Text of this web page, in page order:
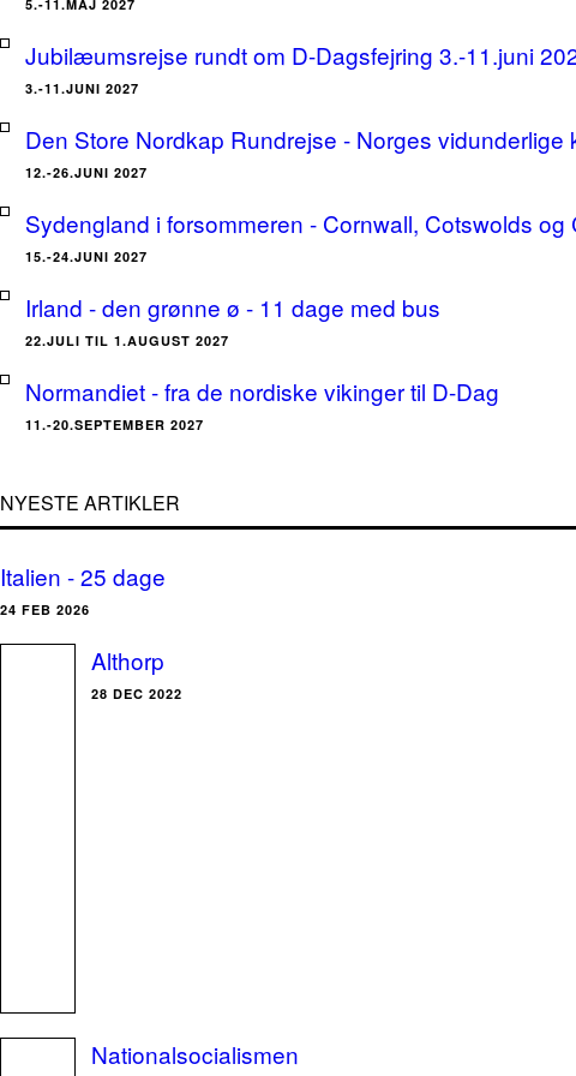
5.-11.MAJ 2027
Jubilæumsrejse rundt om D-Dagsfejring 3.-11.juni
3.-11.JUNI 2027
Den Store Nordkap Rundrejse - Norges
12.-26.JUNI 2027
Sydengland i forsommeren - Cornwall, Cotswolds og
15.-24.JUNI 2027
Irland - den grønne ø - 11 dage med bus
22.JULI TIL 1.AUGUST 2027
Normandiet - fra de nordiske vikinger til D-Dag
11.-20.SEPTEMBER 2027
NYESTE ARTIKLER
Italien - 25 dage
24 FEB 2026
Althorp
28 DEC 2022
Nationalsocialismen